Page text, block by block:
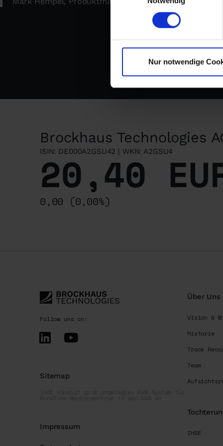
Nur notwendige
Brockhaus Technologies
ISIN: DE000A2GSU42 | WKN: A2GSU4
20,40
0,00 (0,00%)
Follow uns on:
Sitemap
Impressum
Über Uns
Vision &
Historie
Track
Team
IHSE